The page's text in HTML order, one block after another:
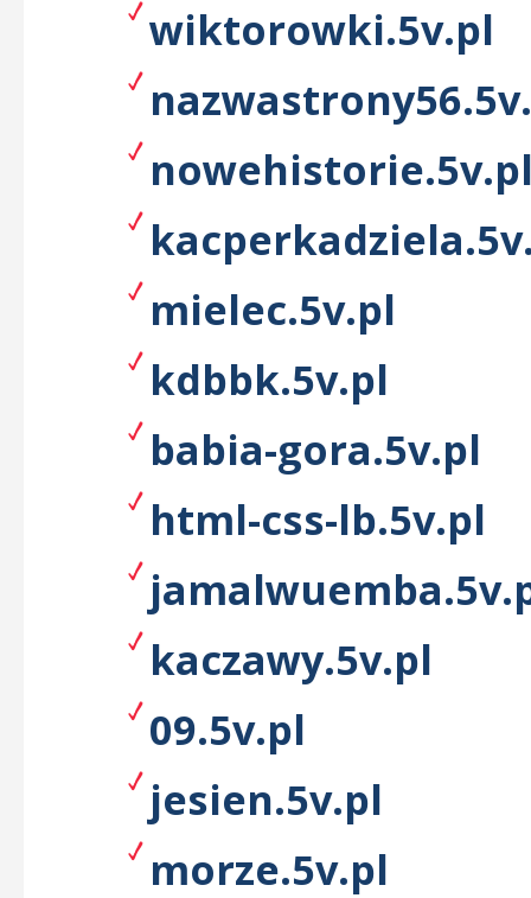
wiktorowki.5v.pl
mielec.5v.pl
kdbbk.5v.pl
babia-gora.5v.pl
html-css-lb.5v.pl
kaczawy.5v.pl
09.5v.pl
jesien.5v.pl
morze.5v.pl